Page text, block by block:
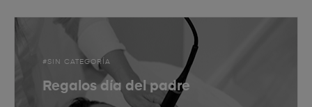
SIN CATEGORÍA
Regalos día del padre